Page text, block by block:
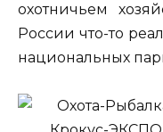
охотничьем
России что-то
национальных